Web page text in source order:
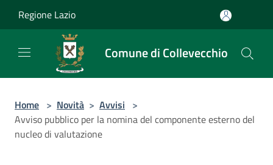
Regione Lazio
Comune di Collevecchio
Home > Novità > Avvisi >
Avviso pubblico per la nomina del componente esterno del
nucleo di valutazione